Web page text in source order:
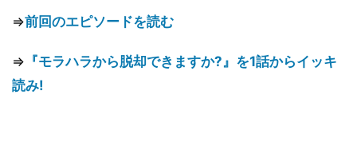
⇒前回のエピソードを読む
⇒ 『モラハラから脱却できますか?』を1話からイッキ
読み!